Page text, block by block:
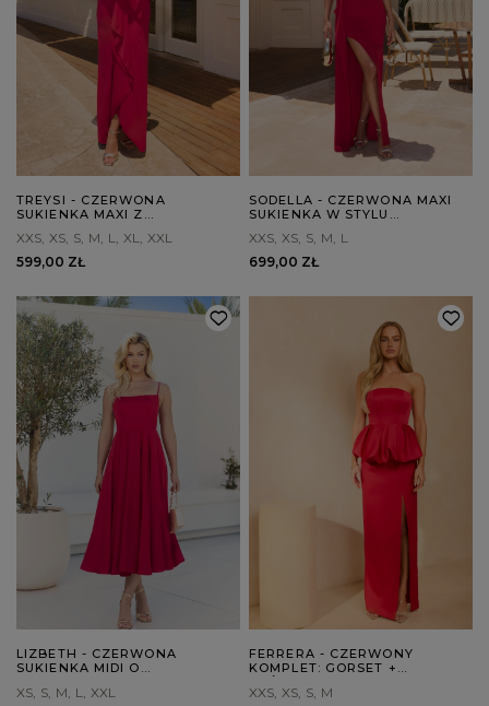
TREYSI - CZERWONA
SUKIENKA MAXI Z
XXS XS S M L XL XXL
599,00 ZŁ
SODELLA - CZERWONA MAXI
SUKIENKA W STYLU
XXS XS S M L
699,00 ZŁ
LIZBETH - CZERWONA
SUKIENKA MIDI O
XS S M L
XXL
FERRERA - CZERWONY
KOMPLET: GORSET +
XXS XS S M